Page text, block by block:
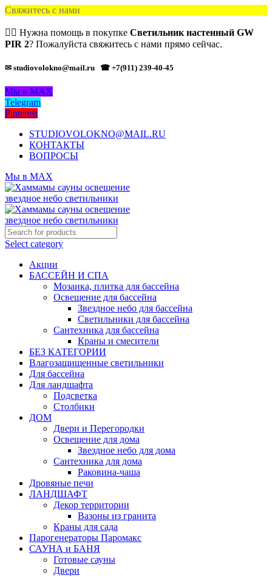
Свяжитесь с нами
🙋‍♂️ Нужна помощь в покупке Светильник настенный GW
PIR 2? Пожалуйста свяжитесь с нами прямо сейчас.
✉ studiovolokno@mail.ru ☎ +7(911) 239-40-45
Мы в MAX
Telegram
Pinterest
STUDIOVOLOKNO@MAIL.RU
КОНТАКТЫ
ВОПРОСЫ
Мы в MAX
Select category
Акции
БАССЕЙН И СПА
Мозаика, плитка для бассейна
Освещение для бассейна
Звездное небо для бассейна
Светильники для бассейна
Сантехника для бассейна
Краны и смесители
БЕЗ КАТЕГОРИИ
Влагозащищенные светильники
Для бассейна
Для ландшафта
Подсветка
Столбики
ДОМ
Двери и Перегородки
Освещение для дома
Звездное небо для дома
Сантехника для дома
Раковина-чаша
Дровяные печи
ЛАНДШАФТ
Декор территории
Вазоны из гранита
Краны для сада
Парогенераторы Паромакс
САУНА и БАНЯ
Готовые сауны
Двери